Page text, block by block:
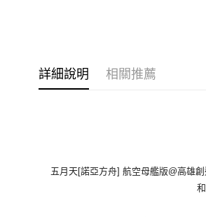
詳細說明 相關推薦
五月天[諾亞方舟] 航空母艦版@高雄